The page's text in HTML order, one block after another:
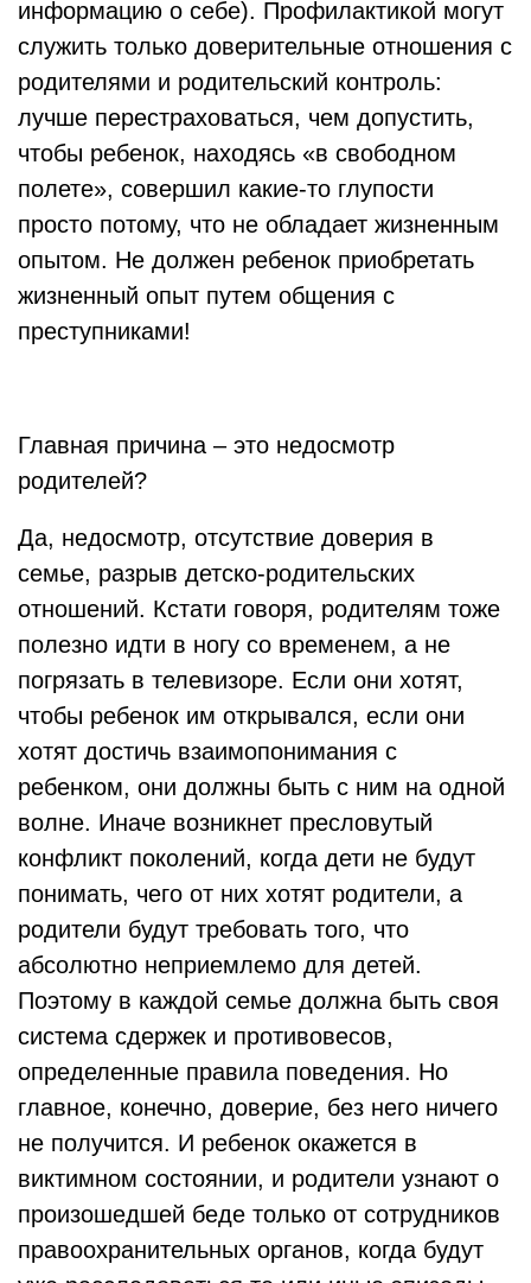
информацию о себе). Профилактикой могут
служить только доверительные отношения с
родителями и родительский контроль:
лучше перестраховаться, чем допустить,
чтобы ребенок, находясь «в свободном
полете», совершил какие-то глупости
просто потому, что не обладает жизненным
опытом. Не должен ребенок приобретать
жизненный опыт путем общения с
преступниками!
Главная причина – это недосмотр
родителей?
Да, недосмотр, отсутствие доверия в
семье, разрыв детско-родительских
отношений. Кстати говоря, родителям тоже
полезно идти в ногу со временем, а не
погрязать в телевизоре. Если они хотят,
чтобы ребенок им открывался, если они
хотят достичь взаимопонимания с
ребенком, они должны быть с ним на одной
волне. Иначе возникнет пресловутый
конфликт поколений, когда дети не будут
понимать, чего от них хотят родители, а
родители будут требовать того, что
абсолютно неприемлемо для детей.
Поэтому в каждой семье должна быть своя
система сдержек и противовесов,
определенные правила поведения. Но
главное, конечно, доверие, без него ничего
не получится. И ребенок окажется в
виктимном состоянии, и родители узнают о
произошедшей беде только от сотрудников
правоохранительных органов, когда будут